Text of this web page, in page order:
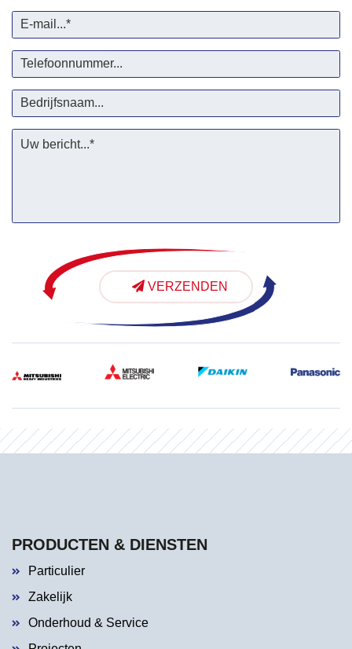
VERZENDEN
PRODUCTEN & DIENSTEN
Particulier
Zakelijk
Onderhoud & Service